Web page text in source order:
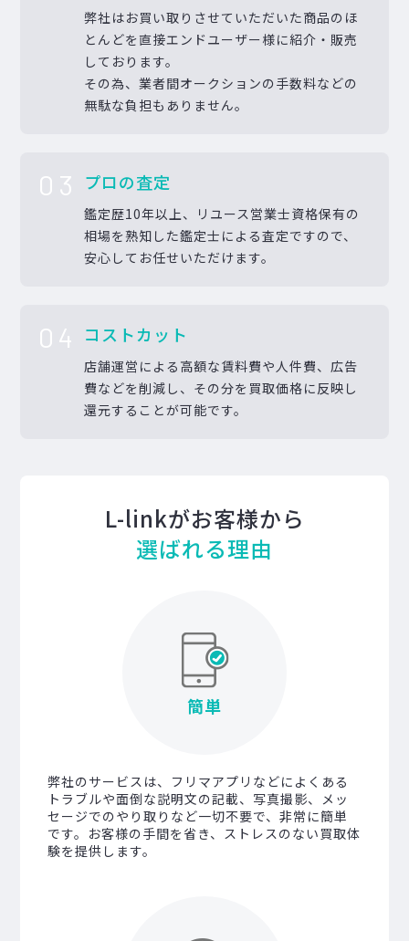
弊社はお買い取りさせていただいた商品のほ
とんどを直接エンドユーザー様に紹介・販売
しております。
その為、業者間オークションの手数料などの
無駄な負担もありません。
03 プロの査定
鑑定歴10年以上、リユース営業士資格保有の
相場を熟知した鑑定士による査定ですので、
安心してお任せいただけます。
04 コストカット
店舗運営による高額な賃料費や人件費、広告
費などを削減し、その分を買取価格に反映し
還元することが可能です。
L-linkがお客様から
選ばれる理由
簡単
弊社のサービスは、フリマアプリなどによくある
トラブルや面倒な説明文の記載、写真撮影、メッ
セージでのやり取りなど一切不要で、非常に簡単
です。お客様の手間を省き、ストレスのない買取体
験を提供します。